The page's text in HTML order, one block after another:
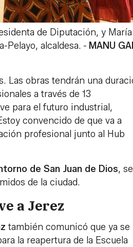
de Diputación, y
Pelayo, alcaldesa. - MANU
Las obras tendrán una
a través de 13
para el futuro industrial,
convencido de que va a
profesional junto al Hub
de San Juan de Dios,
de la ciudad.
a Jerez
también comunicó que ya se
la reapertura de la Escuela